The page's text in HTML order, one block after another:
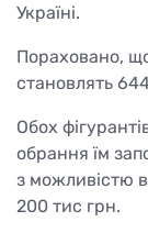
Україні.
Пораховано,
становлять
Обох
обрання їм
з можливістю
200 тис грн.